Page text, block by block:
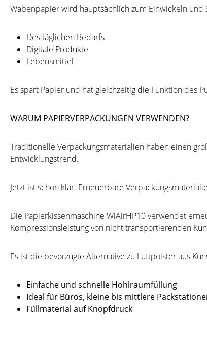
Wabenpapier wird hauptsächlich zum Einwickeln
Des täglichen Bedarfs
Digitale Produkte
Lebensmittel
Es spart Papier und hat gleichzeitig die Funktion des
WARUM PAPIERVERPACKUNGEN VERWENDEN?
Traditionelle Verpackungsmaterialien haben einen
Entwicklungstrend.
Jetzt ist schon klar: Erneuerbare
Die Papierkissenmaschine WiAirHP10 verwendet
Kompressionsleistung von nicht transportierenden
Es ist die bevorzugte Alternative zu Luftpolster aus
Einfache und schnelle Hohlraumfüllung
Ideal für Büros, kleine bis mittlere
Füllmaterial auf Knopfdruck